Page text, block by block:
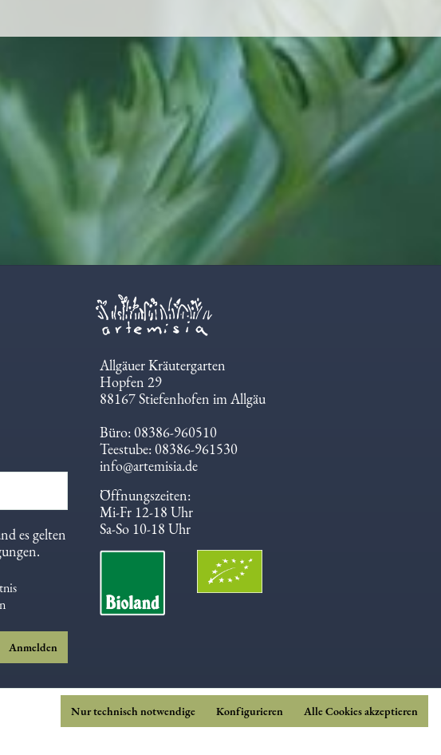
es gelten
.
Anmelden
Allgäuer Kräutergarten
Hopfen 29
88167 Stiefenhofen im Allgäu
Büro: 08386-960510
Teestube: 08386-961530
info@artemisia.de
Öffnungszeiten:
Mi-Fr 12-18 Uhr
Sa-So 10-18 Uhr
Erzeugnisse - DE-ÖKO-006.
Nur technisch notwendige Konfigurieren Alle Cookies akzeptieren